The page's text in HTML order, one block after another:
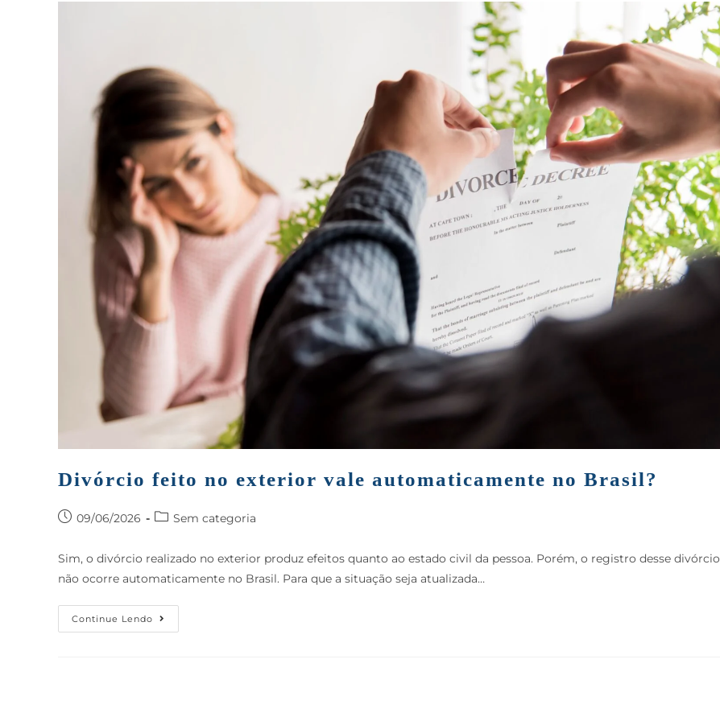
Divórcio feito no exterior vale automaticamente no Brasil?
09/06/2026 Sem categoria
Sim, o divórcio realizado no exterior produz efeitos quanto ao estado civil da pessoa. Porém, o registro desse divórcio
não ocorre automaticamente no Brasil. Para que a situação seja atualizada…
Continue Lendo